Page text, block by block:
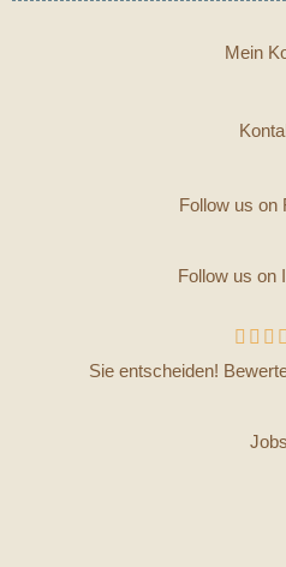
Mein
Follow us on
Follow us on
   
Sie entscheiden!
Jobs